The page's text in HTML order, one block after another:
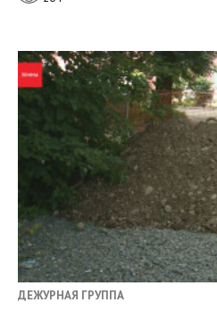
ДЕЖУРНАЯ ГРУППА